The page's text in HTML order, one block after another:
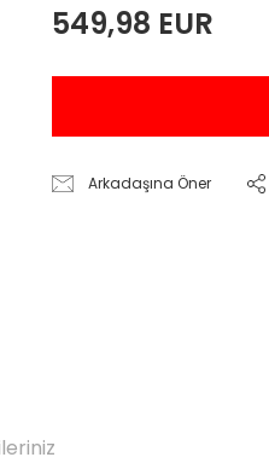
549,98 EUR
Arkadaşına Öner